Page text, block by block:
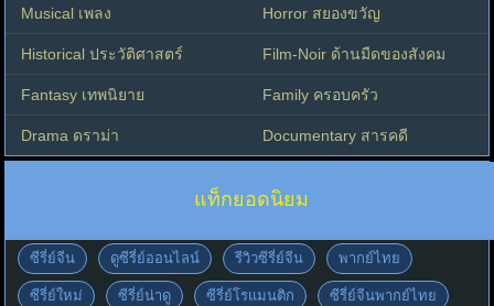
Musical เพลง Horror สยองขวัญ
Historical ประวัติศาสตร์ Film-Noir ด้านมืดของสังคม
Fantasy เทพนิยาย Family ครอบครัว
Drama ดราม่า Documentary สารคดี
แท็กยอดนิยม
ซีรี่ย์จีน ดูซีรี่ย์ออนไลน์ รีวิวซีรี่ย์จีน พากย์ไทย
ซีรี่ย์ใหม่ ซีรี่ย์น่าดู ซีรี่ย์โรแมนติก ซีรี่ย์จีนพากย์ไทย